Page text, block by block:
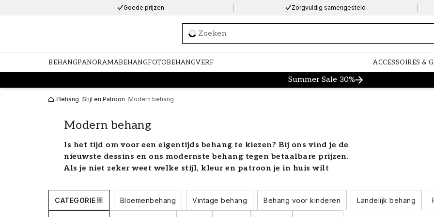
Goede prijzen Zorgvuldig samengesteld
Loading…
BEHANGPANORAMABEHANGFOTOBEHANGVERF ACCESSOIRES &
Summer Sale 30%
Behang Stijl en Patroon Modern behang
Modern behang
Is het tijd om voor een eigentijds behang te kiezen? Bij ons vind je de
nieuwste dessins en ons modernste behang tegen betaalbare prijzen.
Als je niet zeker weet welke stijl, kleur en patroon je in huis wilt
vinden van jouw droomwandbekleding. Hier vind je al onze trendy
wandbekleding op één plek.
CATEGORIE Bloemenbehang Vintage behang Behang voor kinderen Landelijk behang